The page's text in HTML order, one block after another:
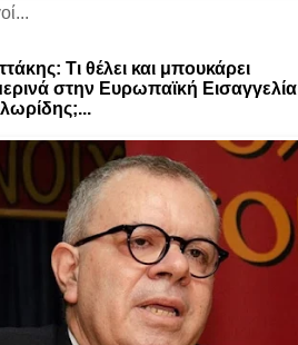
Τι θέλει και μπουκάρει
στην Ευρωπαϊκή Εισαγγελία